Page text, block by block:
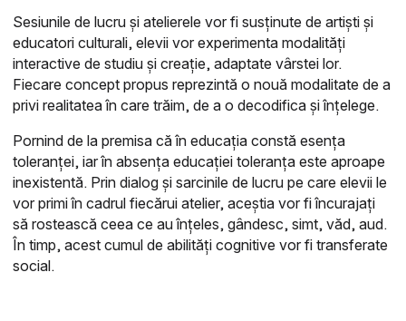
Sesiunile de lucru și atelierele vor fi susținute de artiști și
educatori culturali, elevii vor experimenta modalități
interactive de studiu și creație, adaptate vârstei lor.
Fiecare concept propus reprezintă o nouă modalitate de a
privi realitatea în care trăim, de a o decodifica și înțelege.
Pornind de la premisa că în educația constă esența
toleranței, iar în absența educației toleranța este aproape
inexistentă. Prin dialog și sarcinile de lucru pe care elevii le
vor primi în cadrul fiecărui atelier, aceștia vor fi încurajați
să rostească ceea ce au înțeles, gândesc, simt, văd, aud.
În timp, acest cumul de abilități cognitive vor fi transferate
social.